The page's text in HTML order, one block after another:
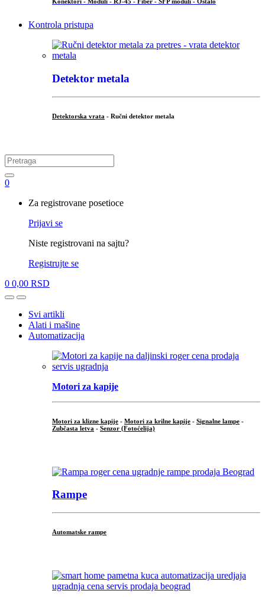
Konektori - Moduli - RJ-45 - Fiber - SFP moduli - Ostalo
Kontrola pristupa
Detektor metala
Detektorska vrata - Ručni detektor metala
Search
for:
0
Za registrovane posetioce
Prijavi se
Niste registrovani na sajtu?
Registrujte se
0 0,00 RSD
OpenClose
Svi artikli
Alati i mašine
Automatizacija
Motori za kapije
Motori za klizne kapije - Motori za krilne kapije - Signalne lampe -
Zubčasta letva - Senzor (Fotoćelija)
Rampe
Automatske rampe